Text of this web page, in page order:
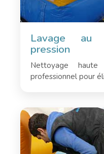
Lavage au
pression
Nettoyage
professionnel pour